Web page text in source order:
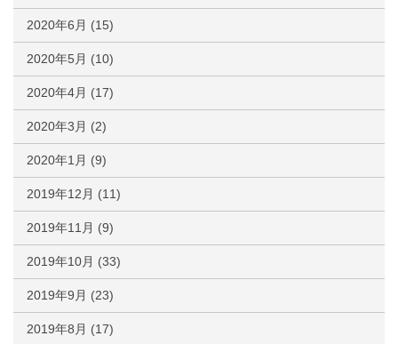
2020年6月 (15)
2020年5月 (10)
2020年4月 (17)
2020年3月 (2)
2020年1月 (9)
2019年12月 (11)
2019年11月 (9)
2019年10月 (33)
2019年9月 (23)
2019年8月 (17)